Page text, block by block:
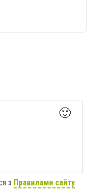
🙂
з Правилами сайту